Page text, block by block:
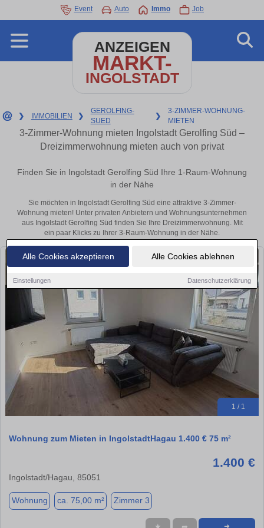
Alle Cookies akzeptieren Alle Cookies ablehnen
Einstellungen Datenschutzerklärung
Event Auto Immo Job
ANZEIGEN
MARKT-
INGOLSTADT
❯ IMMOBILIEN ❯
GEROLFING-
SUED
❯
3-ZIMMER-WOHNUNG-
MIETEN
3-Zimmer-Wohnung mieten Ingolstadt Gerolfing Süd –
Dreizimmerwohnung mieten auch von privat
Finden Sie in Ingolstadt Gerolfing Süd Ihre 1-Raum-Wohnung
in der Nähe
Sie möchten in Ingolstadt Gerolfing Süd eine attraktive 3-Zimmer-
Wohnung mieten! Unter privaten Anbietern und Wohnungsunternehmen
aus Ingolstadt Gerolfing Süd finden Sie Ihre Dreizimmerwohnung. Mit
ein paar Klicks zu Ihrer 3-Raum-Wohnung in der Nähe.
1 / 1
Wohnung zum Mieten in IngolstadtHagau 1.400 € 75 m²
1.400 €
Ingolstadt/Hagau, 85051
Wohnung ca. 75,00 m² Zimmer 3